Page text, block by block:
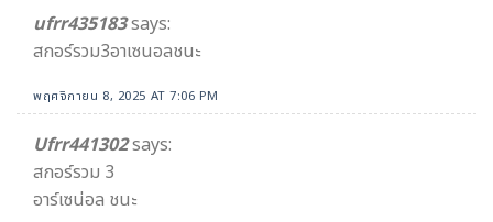
ufrr435183says:
สกอร์รวม3อาเซนอลชนะ
พฤศจิกายน 8, 2025 AT 7:06 PM
Ufrr441302says:
สกอร์รวม 3
อาร์เซน่อล ชนะ